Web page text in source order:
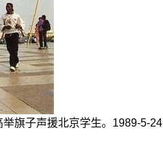
旗子声援北京学生。1989-5-24